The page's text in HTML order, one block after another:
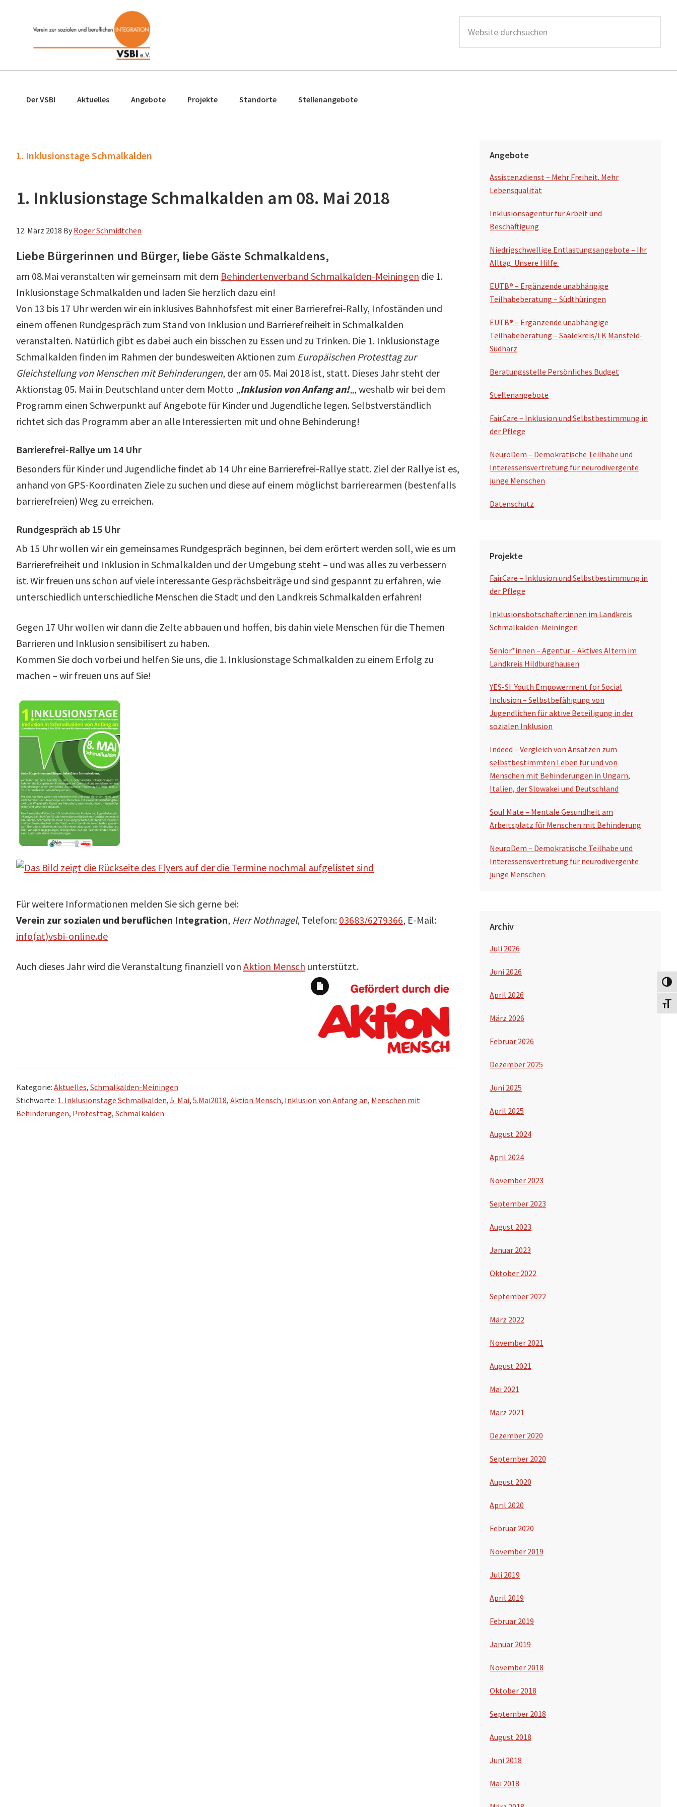
Hauptnavigation
Seitenspalte
Fußzeile
s
Der VSBI Aktuelles Angebote Projekte Standorte Stellenangebote
1. Inklusionstage Schmalkalden
1. Inklusionstage Schmalkalden am 08. Mai 2018
12. März 2018 By Roger Schmidtchen
Liebe Bürgerinnen und Bürger, liebe Gäste Schmalkaldens,
am 08.Mai veranstalten wir gemeinsam mit dem Behindertenverband Schmalkalden-Meiningen die 1.
Inklusionstage Schmalkalden und laden Sie herzlich dazu ein!
Von 13 bis 17 Uhr werden wir ein inklusives Bahnhofsfest mit einer Barrierefrei-Rally, Infoständen und
einem offenen Rundgespräch zum Stand von Inklusion und Barrierefreiheit in Schmalkalden
veranstalten. Natürlich gibt es dabei auch ein bisschen zu Essen und zu Trinken. Die 1. Inklusionstage
Schmalkalden finden im Rahmen der bundesweiten Aktionen zum Europäischen Protesttag zur
Gleichstellung von Menschen mit Behinderungen, der am 05. Mai 2018 ist, statt. Dieses Jahr steht der
Aktionstag 05. Mai in Deutschland unter dem Motto „Inklusion von Anfang an!„, weshalb wir bei dem
Programm einen Schwerpunkt auf Angebote für Kinder und Jugendliche legen. Selbstverständlich
richtet sich das Programm aber an alle Interessierten mit und ohne Behinderung!
Barrierefrei-Rallye um 14 Uhr
Besonders für Kinder und Jugendliche findet ab 14 Uhr eine Barrierefrei-Rallye statt. Ziel der Rallye ist es,
anhand von GPS-Koordinaten Ziele zu suchen und diese auf einem möglichst barrierearmen (bestenfalls
barrierefreien) Weg zu erreichen.
Rundgespräch ab 15 Uhr
Ab 15 Uhr wollen wir ein gemeinsames Rundgespräch beginnen, bei dem erörtert werden soll, wie es um
Barrierefreiheit und Inklusion in Schmalkalden und der Umgebung steht – und was alles zu verbessern
ist. Wir freuen uns schon auf viele interessante Gesprächsbeiträge und sind gespannt zu erfahren, wie
unterschiedlich unterschiedliche Menschen die Stadt und den Landkreis Schmalkalden erfahren!
Gegen 17 Uhr wollen wir dann die Zelte abbauen und hoffen, bis dahin viele Menschen für die Themen
Barrieren und Inklusion sensibilisert zu haben.
Kommen Sie doch vorbei und helfen Sie uns, die 1. Inklusionstage Schmalkalden zu einem Erfolg zu
machen – wir freuen uns auf Sie!
Für weitere Informationen melden Sie sich gerne bei:
Verein zur sozialen und beruflichen Integration, Herr Nothnagel, Telefon: 03683/6279366, E-Mail:
info(at)vsbi-online.de
Auch dieses Jahr wird die Veranstaltung finanziell von Aktion Mensch unterstützt.
Lange
Beschreibung
Kategorie: Aktuelles, Schmalkalden-Meiningen
Stichworte: 1. Inklusionstage Schmalkalden, 5. Mai, 5.Mai2018, Aktion Mensch, Inklusion von Anfang an, Menschen mit
Behinderungen, Protesttag, Schmalkalden
Angebote
Assistenzdienst – Mehr Freiheit. Mehr
Lebensqualität
Inklusionsagentur für Arbeit und
Beschäftigung
Niedrigschwellige Entlastungsangebote – Ihr
Alltag. Unsere Hilfe.
EUTB® – Ergänzende unabhängige
Teilhabeberatung – Südthüringen
EUTB® – Ergänzende unabhängige
Teilhabeberatung – Saalekreis/LK Mansfeld-
Südharz
Beratungsstelle Persönliches Budget
Stellenangebote
FairCare – Inklusion und Selbstbestimmung in
der Pflege
NeuroDem – Demokratische Teilhabe und
Interessensvertretung für neurodivergente
junge Menschen
Datenschutz
Projekte
FairCare – Inklusion und Selbstbestimmung in
der Pflege
Inklusionsbotschafter:innen im Landkreis
Schmalkalden-Meiningen
Senior*innen – Agentur – Aktives Altern im
Landkreis Hildburghausen
YES-SI: Youth Empowerment for Social
Inclusion – Selbstbefähigung von
Jugendlichen für aktive Beteiligung in der
sozialen Inklusion
Indeed – Vergleich von Ansätzen zum
selbstbestimmten Leben für und von
Menschen mit Behinderungen in Ungarn,
Italien, der Slowakei und Deutschland
Soul Mate – Mentale Gesundheit am
Arbeitsplatz für Menschen mit Behinderung
NeuroDem – Demokratische Teilhabe und
Interessensvertretung für neurodivergente
junge Menschen
Archiv
Juli 2026
Juni 2026
April 2026
März 2026
Februar 2026
Dezember 2025
Juni 2025
April 2025
August 2024
April 2024
November 2023
September 2023
August 2023
Januar 2023
Oktober 2022
September 2022
März 2022
November 2021
August 2021
Mai 2021
März 2021
Dezember 2020
September 2020
August 2020
April 2020
Februar 2020
November 2019
Juli 2019
April 2019
Februar 2019
Januar 2019
November 2018
Oktober 2018
September 2018
August 2018
Juni 2018
Mai 2018